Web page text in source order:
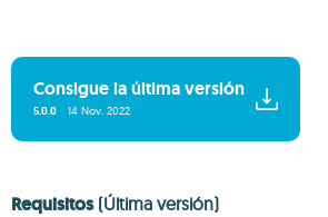
Consigue la última versión
5.0.0 14 Nov. 2022
Requisitos (Última versión)